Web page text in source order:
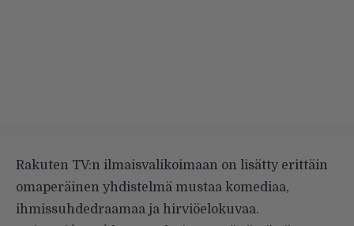
Rakuten TV:n ilmaisvalikoimaan on lisätty erittäin
omaperäinen yhdistelmä mustaa komediaa,
ihmissuhdedraamaa ja hirviöelokuvaa.